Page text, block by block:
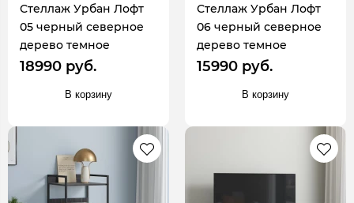
Стеллаж Урбан Лофт
05 черный северное
дерево темное
18990 руб.
В корзину
Стеллаж Урбан Лофт
06 черный северное
дерево темное
15990 руб.
В корзину